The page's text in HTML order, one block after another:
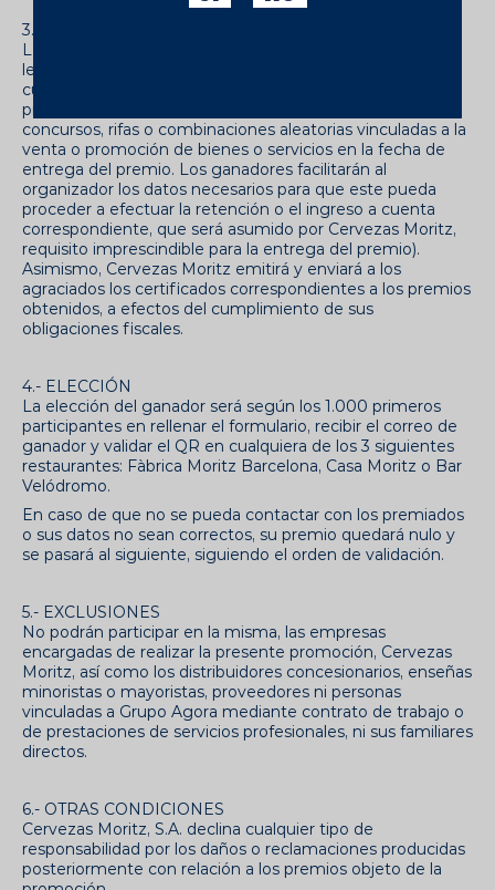
3.- FISCALIDAD
La entrega del premio está sujeta a las disposiciones
legales vigentes, así como a las retenciones e ingresos a
cuenta establecidos en la normativa fiscal aplicable a los
premios concedidos por la participación en juegos,
concursos, rifas o combinaciones aleatorias vinculadas a la
venta o promoción de bienes o servicios en la fecha de
entrega del premio. Los ganadores facilitarán al
organizador los datos necesarios para que este pueda
proceder a efectuar la retención o el ingreso a cuenta
correspondiente, que será asumido por Cervezas Moritz,
requisito imprescindible para la entrega del premio).
Asimismo, Cervezas Moritz emitirá y enviará a los
agraciados los certificados correspondientes a los premios
obtenidos, a efectos del cumplimiento de sus
obligaciones fiscales.
4.- ELECCIÓN
La elección del ganador será según los 1.000 primeros
participantes en rellenar el formulario, recibir el correo de
ganador y validar el QR en cualquiera de los 3 siguientes
restaurantes: Fàbrica Moritz Barcelona, Casa Moritz o Bar
Velódromo.
En caso de que no se pueda contactar con los premiados
o sus datos no sean correctos, su premio quedará nulo y
se pasará al siguiente, siguiendo el orden de validación.
5.- EXCLUSIONES
No podrán participar en la misma, las empresas
encargadas de realizar la presente promoción, Cervezas
Moritz, así como los distribuidores concesionarios, enseñas
minoristas o mayoristas, proveedores ni personas
vinculadas a Grupo Agora mediante contrato de trabajo o
de prestaciones de servicios profesionales, ni sus familiares
directos.
6.- OTRAS CONDICIONES
Cervezas Moritz, S.A. declina cualquier tipo de
responsabilidad por los daños o reclamaciones producidas
posteriormente con relación a los premios objeto de la